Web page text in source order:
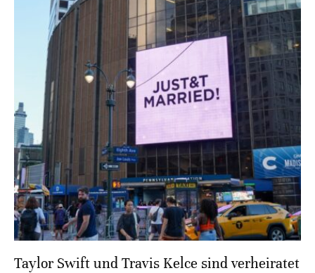
Taylor Swift und Travis Kelce sind verheiratet